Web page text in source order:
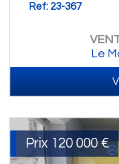
Ref: 23-367
Le
Prix 120 000 €